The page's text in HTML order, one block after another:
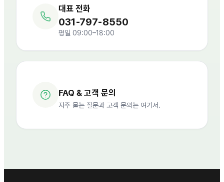
대표 전화
031-797-8550
평일 09:00–18:00
FAQ & 고객 문의
자주 묻는 질문과 고객 문의는 여기서.